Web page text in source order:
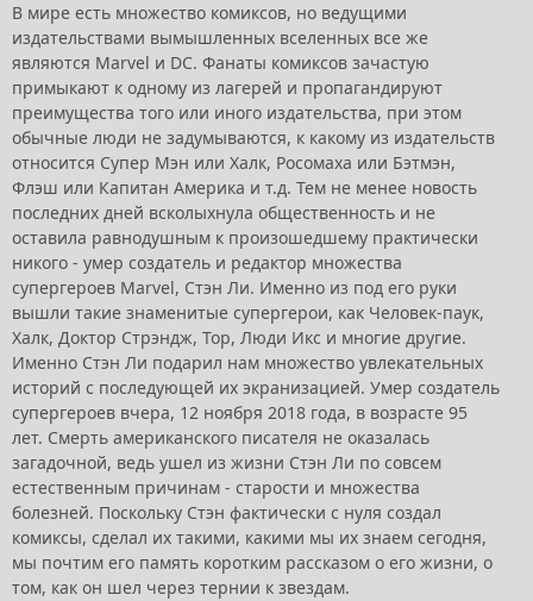
В мире есть множество комиксов, но ведущими
издательствами вымышленных вселенных все же
являются Marvel и DC. Фанаты комиксов зачастую
примыкают к одному из лагерей и пропагандируют
преимущества того или иного издательства, при этом
обычные люди не задумываются, к какому из издательств
относится Супер Мэн или Халк, Росомаха или Бэтмэн,
Флэш или Капитан Америка и т.д. Тем не менее новость
последних дней всколыхнула общественность и не
оставила равнодушным к произошедшему практически
никого - умер создатель и редактор множества
супергероев Marvel, Стэн Ли. Именно из под его руки
вышли такие знаменитые супергерои, как Человек-паук,
Халк, Доктор Стрэндж, Тор, Люди Икс и многие другие.
Именно Стэн Ли подарил нам множество увлекательных
историй с последующей их экранизацией. Умер создатель
супергероев вчера, 12 ноября 2018 года, в возрасте 95
лет. Смерть американского писателя не оказалась
загадочной, ведь ушел из жизни Стэн Ли по совсем
естественным причинам - старости и множества
болезней. Поскольку Стэн фактически с нуля создал
комиксы, сделал их такими, какими мы их знаем сегодня,
мы почтим его память коротким рассказом о его жизни, о
том, как он шел через тернии к звездам.